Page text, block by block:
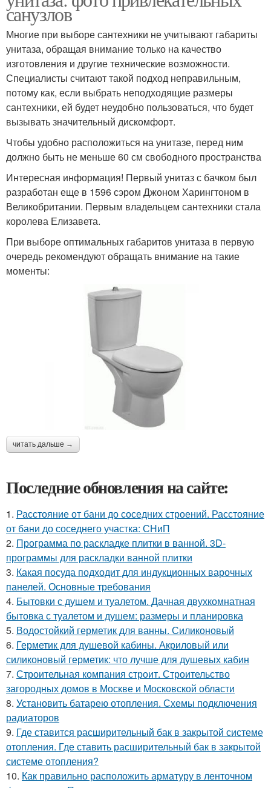
санузлов
Многие при выборе сантехники не учитывают габариты
унитаза, обращая внимание только на качество
изготовления и другие технические возможности.
Специалисты считают такой подход неправильным,
потому как, если выбрать неподходящие размеры
сантехники, ей будет неудобно пользоваться, что будет
вызывать значительный дискомфорт.
Чтобы удобно расположиться на унитазе, перед ним
должно быть не меньше 60 см свободного пространства
Интересная информация! Первый унитаз с бачком был
разработан еще в 1596 сэром Джоном Харингтоном в
Великобритании. Первым владельцем сантехники стала
королева Елизавета.
При выборе оптимальных габаритов унитаза в первую
очередь рекомендуют обращать внимание на такие
моменты:
читать дальше →
Последние обновления на сайте:
1. Расстояние от бани до соседних строений. Расстояние
от бани до соседнего участка: СНиП
2. Программа по раскладке плитки в ванной. 3D-
программы для раскладки ванной плитки
3. Какая посуда подходит для индукционных варочных
панелей. Основные требования
4. Бытовки с душем и туалетом. Дачная двухкомнатная
бытовка с туалетом и душем: размеры и планировка
5. Водостойкий герметик для ванны. Силиконовый
6. Герметик для душевой кабины. Акриловый или
силиконовый герметик: что лучше для душевых кабин
7. Строительная компания строит. Строительство
загородных домов в Москве и Московской области
8. Установить батарею отопления. Схемы подключения
радиаторов
9. Где ставится расширительный бак в закрытой системе
отопления. Где ставить расширительный бак в закрытой
системе отопления?
10. Как правильно расположить арматуру в ленточном